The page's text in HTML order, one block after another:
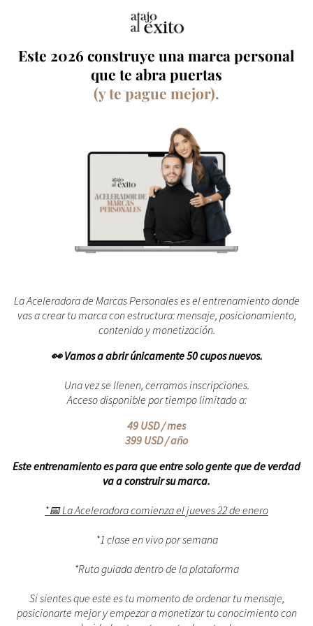
Este 2026 construye una marca personal
que te abra puertas
(y te pague mejor).
La Aceleradora de Marcas Personales es el entrenamiento donde
vas a crear tu marca con estructura: mensaje, posicionamiento,
contenido y monetización.
👀 Vamos a abrir únicamente 50 cupos nuevos.
Una vez se llenen, cerramos inscripciones.
Acceso disponible por tiempo limitado a:
49 USD / mes
399 USD / año
Este entrenamiento es para que entre solo gente que de verdad
va a construir su marca.
*📅 La Aceleradora comienza el jueves 22 de enero
*1 clase en vivo por semana
*Ruta guiada dentro de la plataforma
Si sientes que este es tu momento de ordenar tu mensaje,
posicionarte mejor y empezar a monetizar tu conocimiento con